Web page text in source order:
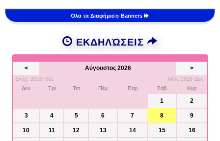
Όλα τα Διαφήμιση-Banners
ΕΚΔΗΛΏΣΕΙΣ
< Αύγουστος 2026 >
Ελάχ: 2016-Μάι.
Μέγ: 2026-Δεκ.
Δευ
Τρί Τετ Πέμ Παρ Σάβ Κυρ
1 2
3 4 5 6 7 8 9
10 11 12 13 14 15 16